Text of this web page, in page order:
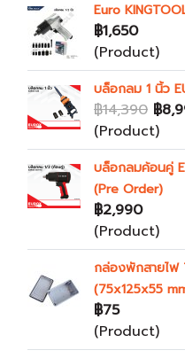
Euro
฿1,650
(Product)
บล็อกลม 1 นิ้ว
฿14,390 ฿
(Product)
บล็อกลมค้อนคู่
(Pre Order)
฿2,990
(Product)
กล่องพักสายไฟ
(75x125x55
฿75
(Product)